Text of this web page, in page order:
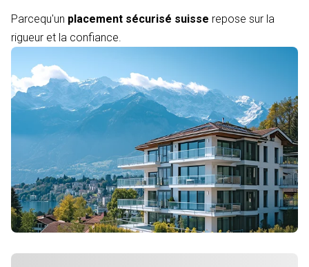
Parcequ'un placement sécurisé suisse repose sur la
rigueur et la confiance.